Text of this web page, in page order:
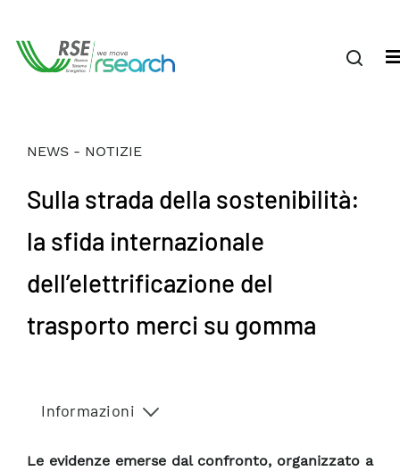
NEWS - NOTIZIE
Sulla strada della sostenibilità:
la sfida internazionale
dell’elettrificazione del
trasporto merci su gomma
Informazioni
Le evidenze emerse dal confronto, organizzato a